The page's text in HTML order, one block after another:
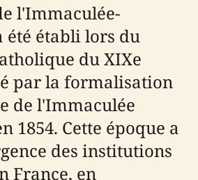
l'Immaculée-
été établi lors du
du XIXe
par la formalisation
de l'Immaculée
1854. Cette époque a
des institutions
France, en